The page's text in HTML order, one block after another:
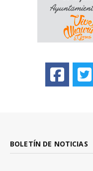
BOLETÍN DE NOTICIAS